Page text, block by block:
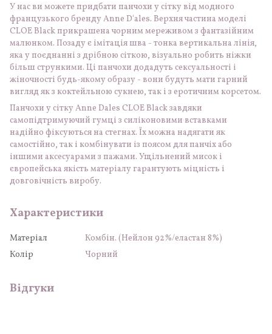
У нас ви можете придбати панчохи у сітку від модного
французького бренду Anne D'ales. Верхня частина моделі
CLOE Black прикрашена чорним мереживом з фантазійним
малюнком. Позаду є імітація шва - тонка вертикальна лінія,
яка у поєднанні з дрібною сіткою, візуально робить ніжки
більш стрункими. Ці панчохи додадуть сексуальності і
жіночності будь-якому образу - вони будуть мати гарний
вигляд як з коктейльною сукнею, так і з еротичним корсетом.
Панчохи у сітку Anne Dales CLOE Black завдяки
самопідтримуючий гумці з силіконовими вставками
надійно фіксуються на стегнах. Їх можна надягати як
самостійно, так і комбінувати із поясом для панчіх або
іншими аксесуарами з пажами. Ущільнений мисок і
європейська якість матеріалу гарантують міцність і
довговічність виробу.
Характеристики
Матеріал
Комбін. (Нейлон 92%/еластан 8%)
Колір
Чорний
Відгуки